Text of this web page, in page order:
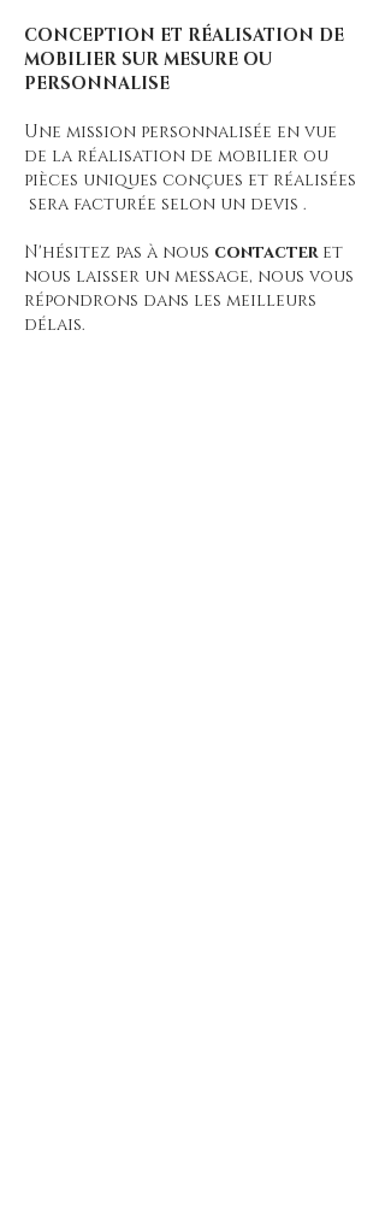
CONCEPTION ET RÉALISATION DE
MOBILIER SUR MESURE OU
PERSONNALISE
Une mission personnalisée en vue
de la réalisation de mobilier ou
pièces uniques conçues et réalisées
sera facturée selon un devis .
N'hésitez pas à nous contacteret
nous laisser un message, nous vous
répondrons dans les meilleurs
délais.